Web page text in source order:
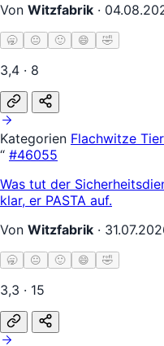
Von Witzfabrik ·
🥱 😐 🙂 😄 🤣
3,4 · 8
Kategorien Flachwitze
“ #46055
Was tut der
klar, er PASTA auf.
Von Witzfabrik ·
🥱 😐 🙂 😄 🤣
3,3 · 15